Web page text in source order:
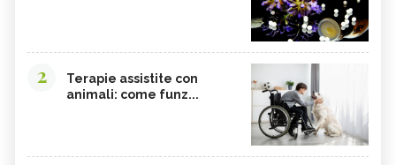
2
Terapie assistite con
animali: come funz...